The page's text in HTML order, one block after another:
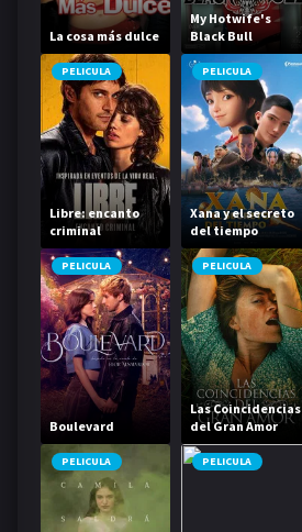
La cosa más dulce
My Hotwife's
Black Bull
PELICULA
Libre: encanto
criminal
PELICULA
Xana y el secreto
del tiempo
PELICULA
Boulevard
PELICULA
Las Coincidencias
del Gran Amor
PELICULA PELICULA